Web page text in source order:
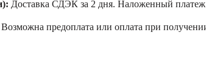
Доставка СДЭК за 2 дня. Наложенный платеж
Возможна предоплата или оплата при